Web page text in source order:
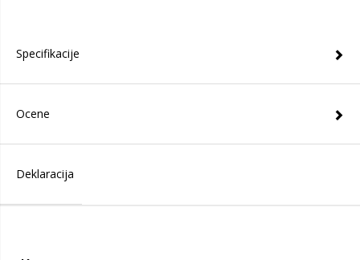
Specifikacije
Ocene
Deklaracija